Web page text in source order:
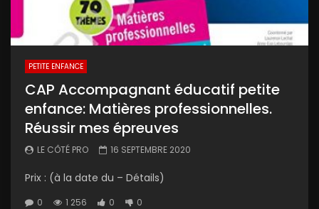
PETITE ENFANCE
CAP Accompagnant éducatif petite
enfance: Matières professionnelles.
Réussir mes épreuves
LE CÔTÉ PRO 16 SEPTEMBRE 2020
Prix : (à la date du – Détails)
0 1 256 0 0